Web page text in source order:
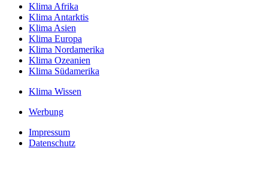
Klima Afrika
Klima Antarktis
Klima Asien
Klima Europa
Klima Nordamerika
Klima Ozeanien
Klima Südamerika
Klima Wissen
Werbung
Impressum
Datenschutz